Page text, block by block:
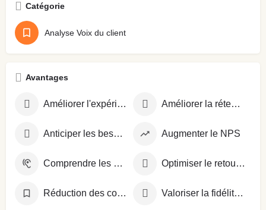
Catégorie
Analyse Voix du client
Avantages
Améliorer l'expérience client Améliorer la rétention client
Anticiper les besoins clients Augmenter le NPS
Comprendre les attentes clients Optimiser le retour sur investissement
Réduction des coûts 10-20% Valoriser la fidélité client